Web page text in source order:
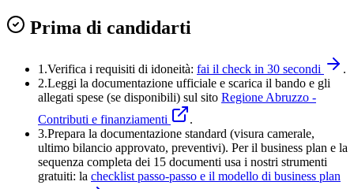
Prima di candidarti
1.Verifica i requisiti di idoneità: fai il check in 30 secondi
.
2.Leggi la documentazione ufficiale e scarica il bando e gli
allegati spese (se disponibili) sul sito Regione Abruzzo -
Contributi e finanziamenti
.
3.Prepara la documentazione standard (visura camerale,
ultimo bilancio approvato, preventivi). Per il business plan e la
sequenza completa dei 15 documenti usa i nostri strumenti
gratuiti: la checklist passo-passo e il modello di business plan